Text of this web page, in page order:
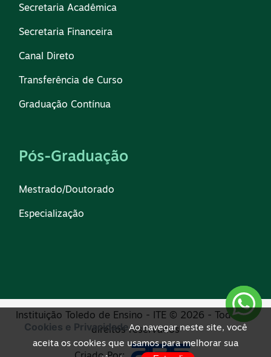
Secretaria Acadêmica
Secretaria Financeira
Canal Direto
Transferência de Curso
Graduação Contínua
Pós-Graduação
Mestrado/Doutorado
Especialização
Instituição Toledo de Ensino - ITE © 2026 - Todos os
direitos reservados
Cookies e PrivacidadeAo navegar neste site, você
aceita os cookies que usamos para melhorar sua